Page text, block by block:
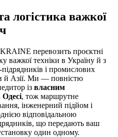
логістика важкої
перевозить проєктні
важкої техніки в Україну й з
і промислових
й Азії. Ми — повністю
із власним
, тож маршрутне
інженерний підйом і
відповідальною
що передають ваш
один одному.